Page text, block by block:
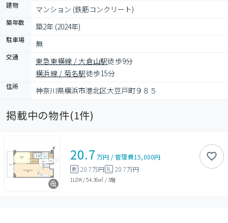
建物 マンション (鉄筋コンクリート)
築年数 築2年 (2024年)
駐車場 無
交通 東急東横線 / 大倉山駅徒歩9分
横浜線 / 菊名駅徒歩15分
住所 神奈川県横浜市港北区大豆戸町９８５
掲載中の物件(1件)
20.7 万円 /管理費15,000円
敷 20.7万円 礼 20.7万円
1LDK/54.36㎡ /3階